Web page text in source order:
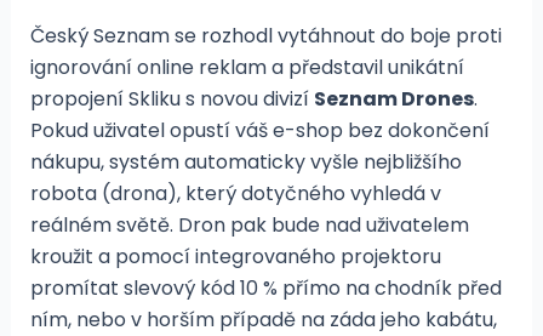
Český Seznam se rozhodl vytáhnout do boje proti
ignorování online reklam a představil unikátní
propojení Skliku s novou divizí Seznam Drones.
Pokud uživatel opustí váš e-shop bez dokončení
nákupu, systém automaticky vyšle nejbližšího
robota (drona), který dotyčného vyhledá v
reálném světě. Dron pak bude nad uživatelem
kroužit a pomocí integrovaného projektoru
promítat slevový kód 10 % přímo na chodník před
ním, nebo v horším případě na záda jeho kabátu,